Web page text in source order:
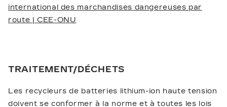
international des marchandises dangereuses par
route | CEE-ONU
TRAITEMENT/DÉCHETS
Les recycleurs de batteries lithium-ion haute tension
doivent se conformer à la norme et à toutes les lois